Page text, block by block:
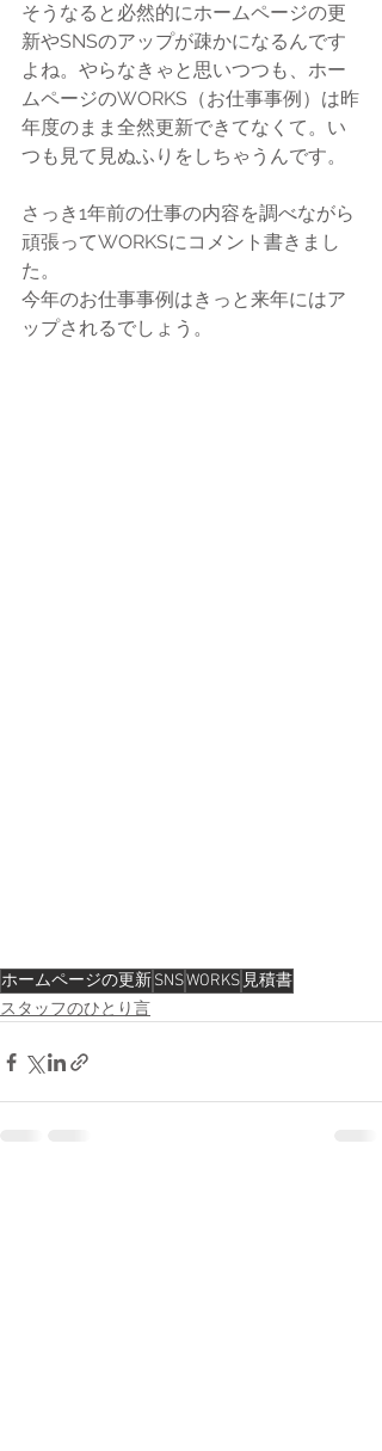
そうなると必然的にホームページの更
新やSNSのアップが疎かになるんです
よね。やらなきゃと思いつつも、ホー
ムページのWORKS（お仕事事例）は昨
年度のまま全然更新できてなくて。い
つも見て見ぬふりをしちゃうんです。
さっき1年前の仕事の内容を調べながら
頑張ってWORKSにコメント書きまし
た。
今年のお仕事事例はきっと来年にはア
ップされるでしょう。
ホームページの更新SNSWORKS見積書
スタッフのひとり言